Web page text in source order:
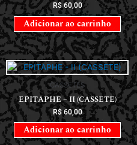
R$60,00
Adicionar ao carrinho
CASSETES
EPITAPHE – II (CASSETE)
R$60,00
Adicionar ao carrinho